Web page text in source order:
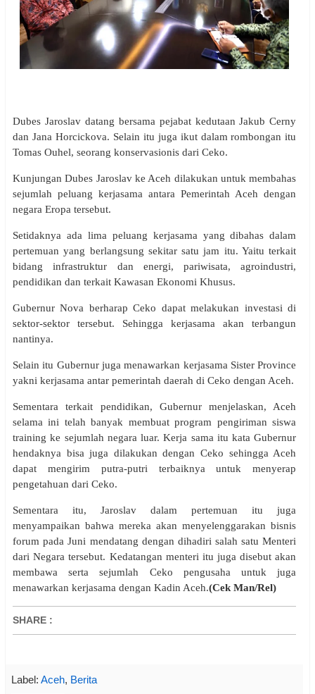
Dubes Jaroslav datang bersama pejabat kedutaan Jakub Cerny
dan Jana Horcickova. Selain itu juga ikut dalam rombongan itu
Tomas Ouhel, seorang konservasionis dari Ceko.
Kunjungan Dubes Jaroslav ke Aceh dilakukan untuk membahas
sejumlah peluang kerjasama antara Pemerintah Aceh dengan
negara Eropa tersebut.
Setidaknya ada lima peluang kerjasama yang dibahas dalam
pertemuan yang berlangsung sekitar satu jam itu. Yaitu terkait
bidang infrastruktur dan energi, pariwisata, agroindustri,
pendidikan dan terkait Kawasan Ekonomi Khusus.
Gubernur Nova berharap Ceko dapat melakukan investasi di
sektor-sektor tersebut. Sehingga kerjasama akan terbangun
nantinya.
Selain itu Gubernur juga menawarkan kerjasama Sister Province
yakni kerjasama antar pemerintah daerah di Ceko dengan Aceh.
Sementara terkait pendidikan, Gubernur menjelaskan, Aceh
selama ini telah banyak membuat program pengiriman siswa
training ke sejumlah negara luar. Kerja sama itu kata Gubernur
hendaknya bisa juga dilakukan dengan Ceko sehingga Aceh
dapat mengirim putra-putri terbaiknya untuk menyerap
pengetahuan dari Ceko.
Sementara itu, Jaroslav dalam pertemuan itu juga
menyampaikan bahwa mereka akan menyelenggarakan bisnis
forum pada Juni mendatang dengan dihadiri salah satu Menteri
dari Negara tersebut. Kedatangan menteri itu juga disebut akan
membawa serta sejumlah Ceko pengusaha untuk juga
menawarkan kerjasama dengan Kadin Aceh.(Cek Man/Rel)
SHARE :
Label: Aceh, Berita